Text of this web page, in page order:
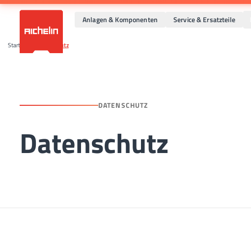
Anlagen & Komponenten Service & Ersatzteile
Startseite Datenschutz
DATENSCHUTZ
Datenschutz